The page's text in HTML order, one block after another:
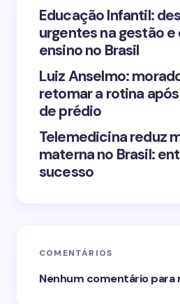
Submit
Educação Infantil:
urgentes na gestão
ensino no Brasil
Luiz Anselmo:
retomar a rotina
de prédio
Telemedicina reduz
materna no Brasil:
sucesso
COMENTÁRIOS
Nenhum comentário para